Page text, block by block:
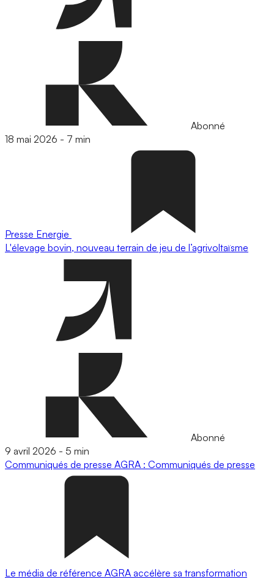
Abonné
18 mai 2026 - 7 min
Presse Energie
L'élevage bovin, nouveau terrain de jeu de l’agrivoltaïsme
Abonné
9 avril 2026 - 5 min
Communiqués de presse AGRA : Communiqués de presse
Le média de référence AGRA accélère sa transformation